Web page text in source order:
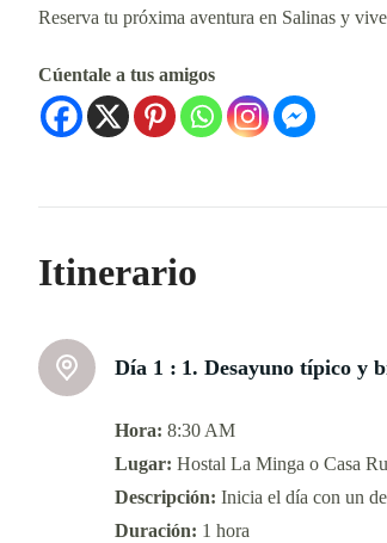
Reserva tu próxima aventura en Salinas y
Cúentale a tus amigos
Itinerario
Día 1 : 1. Desayuno típico y
Hora: 8:30 AM
Lugar: Hostal La Minga o Casa
Descripción: Inicia el día con un
Duración: 1 hora